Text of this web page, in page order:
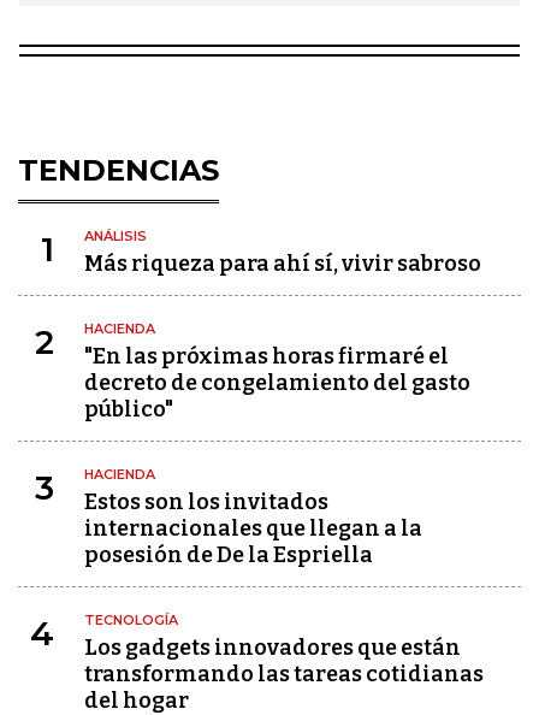
TENDENCIAS
1 ANÁLISIS
Más riqueza para ahí sí, vivir sabroso
2 HACIENDA
"En las próximas horas firmaré el
decreto de congelamiento del gasto
público"
3 HACIENDA
Estos son los invitados
internacionales que llegan a la
posesión de De la Espriella
4 TECNOLOGÍA
Los gadgets innovadores que están
transformando las tareas cotidianas
del hogar